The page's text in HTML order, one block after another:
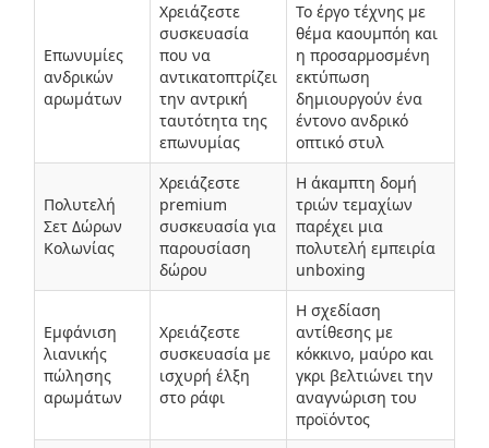
Επωνυμίες
ανδρικών
αρωμάτων
Χρειάζεστε
συσκευασία
που να
αντικατοπτρίζει
την αντρική
ταυτότητα της
επωνυμίας
Το έργο τέχνης με
θέμα καουμπόη και
η προσαρμοσμένη
εκτύπωση
δημιουργούν ένα
έντονο ανδρικό
οπτικό στυλ
Πολυτελή
Σετ Δώρων
Κολωνίας
Χρειάζεστε
premium
συσκευασία για
παρουσίαση
δώρου
Η άκαμπτη δομή
τριών τεμαχίων
παρέχει μια
πολυτελή εμπειρία
unboxing
Εμφάνιση
λιανικής
πώλησης
αρωμάτων
Χρειάζεστε
συσκευασία με
ισχυρή έλξη
στο ράφι
Η σχεδίαση
αντίθεσης με
κόκκινο, μαύρο και
γκρι βελτιώνει την
αναγνώριση του
προϊόντος